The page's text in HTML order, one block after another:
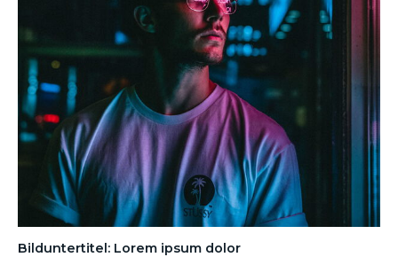
Bilduntertitel: Lorem ipsum dolor